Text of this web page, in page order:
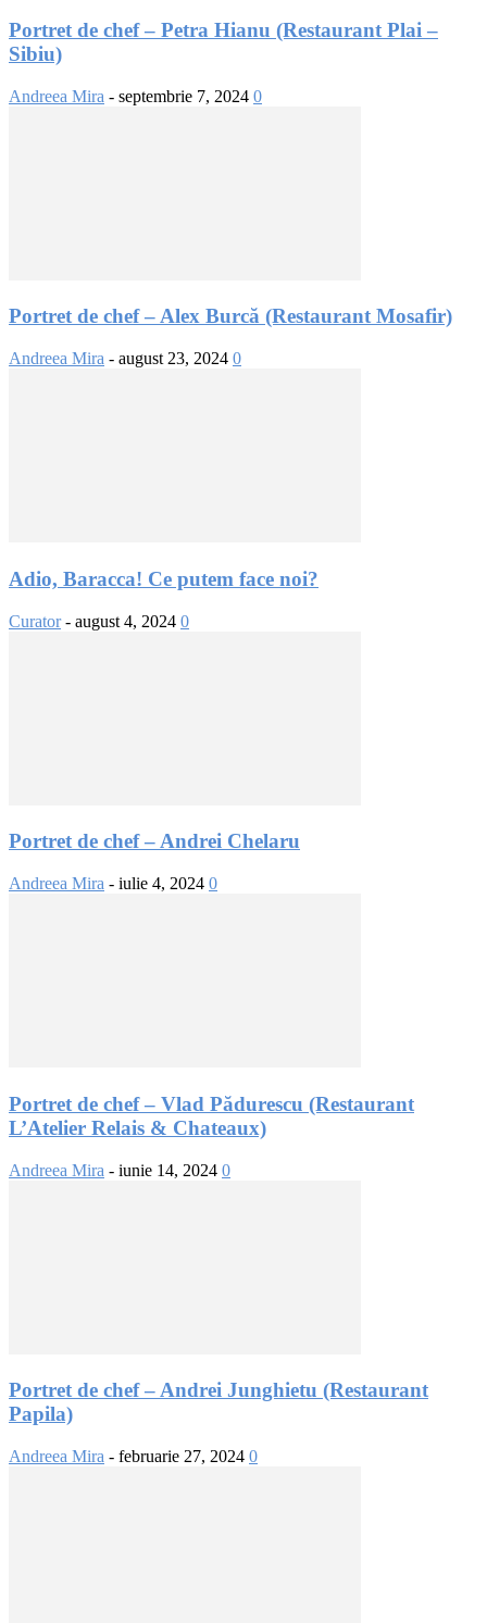
Portret de chef – Petra Hianu (Restaurant Plai –
Sibiu)
Andreea Mira - septembrie 7, 2024 0
Portret de chef – Alex Burcă (Restaurant Mosafir)
Andreea Mira - august 23, 2024 0
Adio, Baracca! Ce putem face noi?
Curator - august 4, 2024 0
Portret de chef – Andrei Chelaru
Andreea Mira - iulie 4, 2024 0
Portret de chef – Vlad Pădurescu (Restaurant
L’Atelier Relais & Chateaux)
Andreea Mira - iunie 14, 2024 0
Portret de chef – Andrei Junghietu (Restaurant
Papila)
Andreea Mira - februarie 27, 2024 0